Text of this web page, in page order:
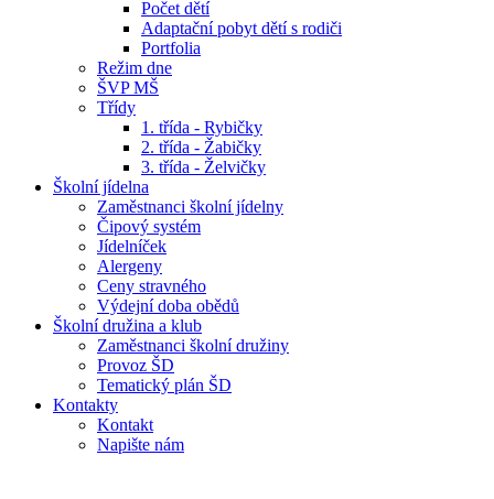
Počet dětí
Adaptační pobyt dětí s rodiči
Portfolia
Režim dne
ŠVP MŠ
Třídy
1. třída - Rybičky
2. třída - Žabičky
3. třída - Želvičky
Školní jídelna
Zaměstnanci školní jídelny
Čipový systém
Jídelníček
Alergeny
Ceny stravného
Výdejní doba obědů
Školní družina a klub
Zaměstnanci školní družiny
Provoz ŠD
Tematický plán ŠD
Kontakty
Kontakt
Napište nám